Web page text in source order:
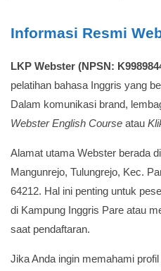
Informasi Resmi
LKP Webster (NPSN:
pelatihan bahasa Inggris yang
Dalam komunikasi brand,
Webster English Course atau
Alamat utama Webster berada
Mangunrejo, Tulungrejo, Kec.
64212. Hal ini penting untuk
di Kampung Inggris Pare atau
saat pendaftaran.
Jika Anda ingin memahami